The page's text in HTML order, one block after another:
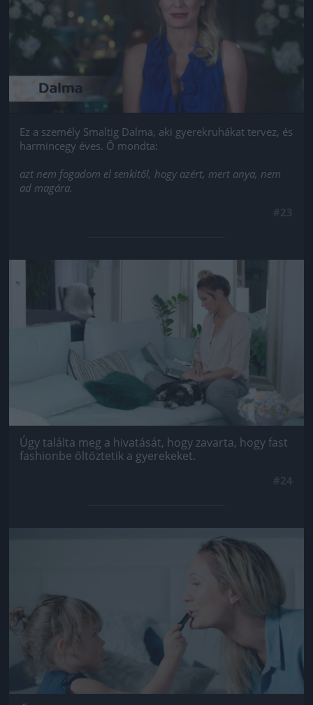
Ez a személy Smaltig Dalma, aki gyerekruhákat tervez, és
harmincegy éves. Ő mondta:
azt nem fogadom el senkitől, hogy azért, mert anya, nem
ad magára.
Jön még kép!
Úgy találta meg a hivatását, hogy zavarta, hogy fast
fashionbe öltöztetik a gyerekeket.
Jön még kép!